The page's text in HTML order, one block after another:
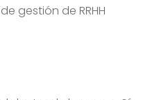
gestión de RRHH